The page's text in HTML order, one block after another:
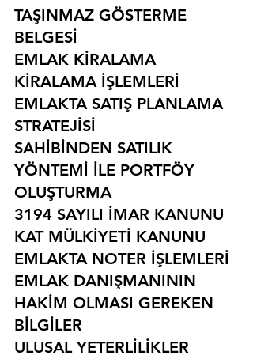
TAŞINMAZ GÖSTERME
BELGESİ
EMLAK KİRALAMA
KİRALAMA İŞLEMLERİ
EMLAKTA SATIŞ PLANLAMA
STRATEJİSİ
SAHİBİNDEN SATILIK
YÖNTEMİ İLE PORTFÖY
OLUŞTURMA
3194 SAYILI İMAR KANUNU
KAT MÜLKİYETİ KANUNU
EMLAKTA NOTER İŞLEMLERİ
EMLAK DANIŞMANININ
HAKİM OLMASI GEREKEN
BİLGİLER
ULUSAL YETERLİLİKLER